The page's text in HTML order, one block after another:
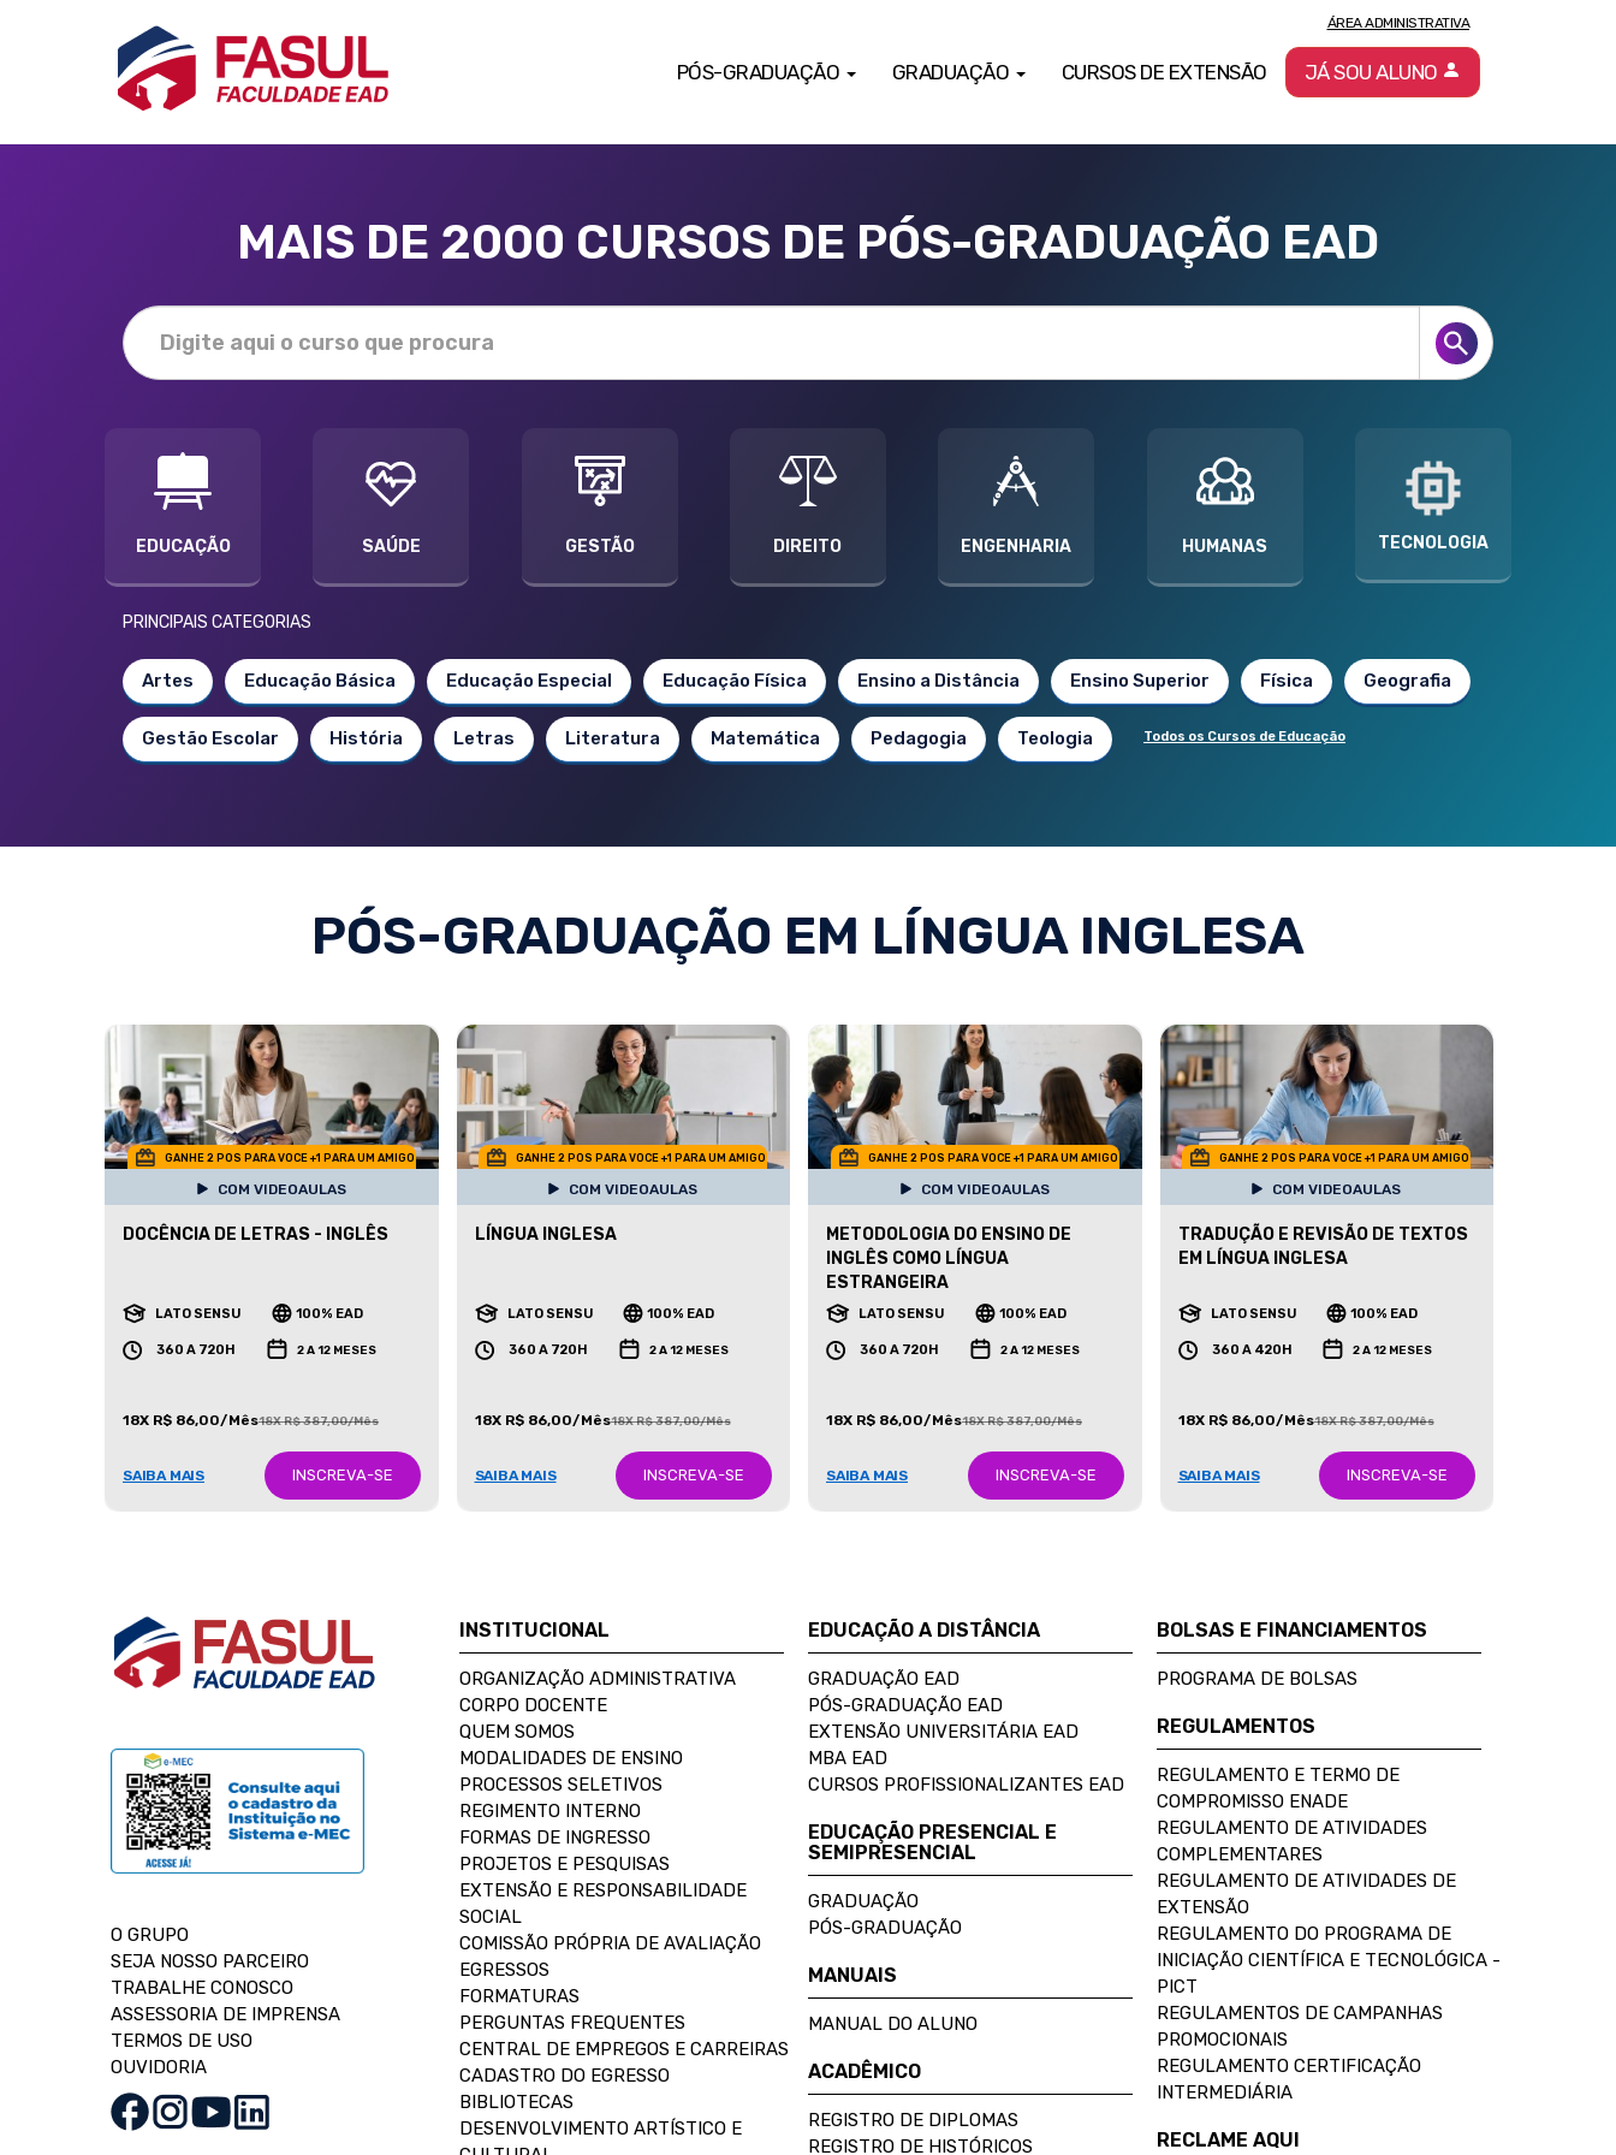
PÓS-GRADUAÇÃO GRADUAÇÃO CURSOS DE EXTENSÃO
ÁREA ADMINISTRATIVA
JÁ SOU ALUNO
MAIS DE 2000 CURSOS DE PÓS-GRADUAÇÃO EAD
EDUCAÇÃO SAÚDE GESTÃO DIREITO ENGENHARIA HUMANAS TECNOLOGIA
PRINCIPAIS CATEGORIAS
Artes Educação Básica Educação Especial Educação Física Ensino a Distância Ensino Superior Física Geografia
Gestão Escolar História Letras Literatura Matemática Pedagogia Teologia Todos os Cursos de Educação
PÓS-GRADUAÇÃO EM LÍNGUA INGLESA
GANHE 2 POS PARA VOCE +1 PARA UM AMIGO
COM VIDEOAULAS
DOCÊNCIA DE LETRAS - INGLÊS
LATO SENSU 100% EAD
360 A 720H 2 A 12 MESES
18X R$ 86,00/Mês18X R$ 387,00/Mês
SAIBA MAIS INSCREVA-SE
GANHE 2 POS PARA VOCE +1 PARA UM AMIGO
COM VIDEOAULAS
LÍNGUA INGLESA
LATO SENSU 100% EAD
360 A 720H 2 A 12 MESES
18X R$ 86,00/Mês18X R$ 387,00/Mês
SAIBA MAIS INSCREVA-SE
GANHE 2 POS PARA VOCE +1 PARA UM AMIGO
COM VIDEOAULAS
METODOLOGIA DO ENSINO DE
INGLÊS COMO LÍNGUA
ESTRANGEIRA
LATO SENSU 100% EAD
360 A 720H 2 A 12 MESES
18X R$ 86,00/Mês18X R$ 387,00/Mês
SAIBA MAIS INSCREVA-SE
GANHE 2 POS PARA VOCE +1 PARA UM AMIGO
COM VIDEOAULAS
TRADUÇÃO E REVISÃO DE TEXTOS
EM LÍNGUA INGLESA
LATO SENSU 100% EAD
360 A 420H 2 A 12 MESES
18X R$ 86,00/Mês18X R$ 387,00/Mês
SAIBA MAIS INSCREVA-SE
O GRUPO
SEJA NOSSO PARCEIRO
TRABALHE CONOSCO
ASSESSORIA DE IMPRENSA
TERMOS DE USO
OUVIDORIA
INSTITUCIONAL
ORGANIZAÇÃO ADMINISTRATIVA
CORPO DOCENTE
QUEM SOMOS
MODALIDADES DE ENSINO
PROCESSOS SELETIVOS
REGIMENTO INTERNO
FORMAS DE INGRESSO
PROJETOS E PESQUISAS
EXTENSÃO E RESPONSABILIDADE
SOCIAL
COMISSÃO PRÓPRIA DE AVALIAÇÃO
EGRESSOS
FORMATURAS
PERGUNTAS FREQUENTES
CENTRAL DE EMPREGOS E CARREIRAS
CADASTRO DO EGRESSO
BIBLIOTECAS
DESENVOLVIMENTO ARTÍSTICO E
EDUCAÇÃO A DISTÂNCIA
GRADUAÇÃO EAD
PÓS-GRADUAÇÃO EAD
EXTENSÃO UNIVERSITÁRIA EAD
MBA EAD
CURSOS PROFISSIONALIZANTES EAD
EDUCAÇÃO PRESENCIAL E
SEMIPRESENCIAL
GRADUAÇÃO
PÓS-GRADUAÇÃO
MANUAIS
MANUAL DO ALUNO
ACADÊMICO
REGISTRO DE DIPLOMAS
REGISTRO DE HISTÓRICOS
BOLSAS E FINANCIAMENTOS
PROGRAMA DE BOLSAS
REGULAMENTOS
REGULAMENTO E TERMO DE
COMPROMISSO ENADE
REGULAMENTO DE ATIVIDADES
COMPLEMENTARES
REGULAMENTO DE ATIVIDADES DE
EXTENSÃO
REGULAMENTO DO PROGRAMA DE
INICIAÇÃO CIENTÍFICA E TECNOLÓGICA -
PICT
REGULAMENTOS DE CAMPANHAS
PROMOCIONAIS
REGULAMENTO CERTIFICAÇÃO
INTERMEDIÁRIA
RECLAME AQUI